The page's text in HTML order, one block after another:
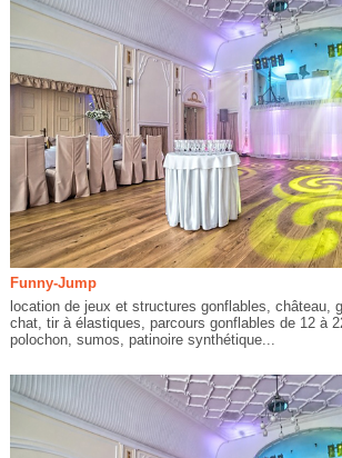
Funny-Jump
location de jeux et structures gonflables, château,
chat, tir à élastiques, parcours gonflables de 12 à
polochon, sumos, patinoire synthétique...